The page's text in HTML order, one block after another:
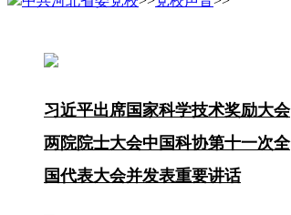
习近平出席国家科学技术奖励大会
两院院士大会中国科协第十一次全
国代表大会并发表重要讲话